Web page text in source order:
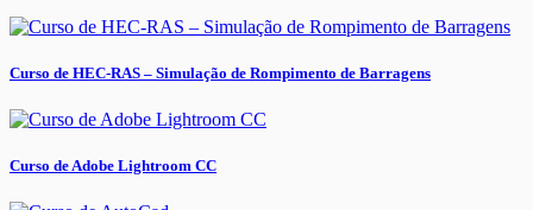
Curso de HEC-RAS – Simulação de Rompimento de Barragens
Curso de Adobe Lightroom CC